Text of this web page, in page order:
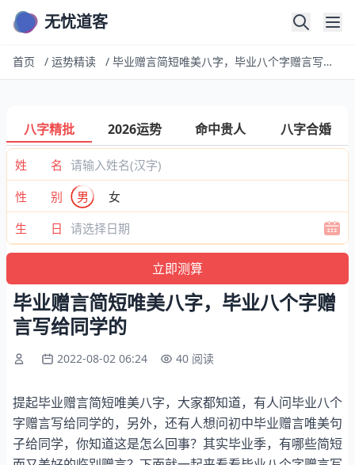
无忧道客
首页 / 运势精读 / 毕业赠言简短唯美八字，毕业八个字赠言写给同学的
八字精批 2026运势 命中贵人 八字合婚
姓 名
性 别
男
女
生 日
毕业赠言简短唯美八字，毕业八个字赠
言写给同学的
2022-08-02 06:24 40 阅读
提起毕业赠言简短唯美八字，大家都知道，有人问毕业八个
字赠言写给同学的，另外，还有人想问初中毕业赠言唯美句
子给同学，你知道这是怎么回事？其实毕业季，有哪些简短